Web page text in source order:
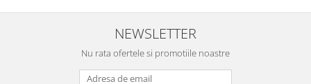
NEWSLETTER
Nu rata ofertele si promotiile noastre